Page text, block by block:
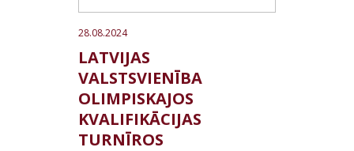
28.08.2024
LATVIJAS
VALSTSVIENĪBA
OLIMPISKAJOS
KVALIFIKĀCIJAS
TURNĪROS